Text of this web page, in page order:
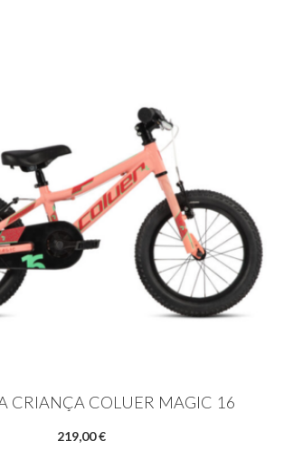
CRIANÇA COLUER MAGIC 16
219,00 €